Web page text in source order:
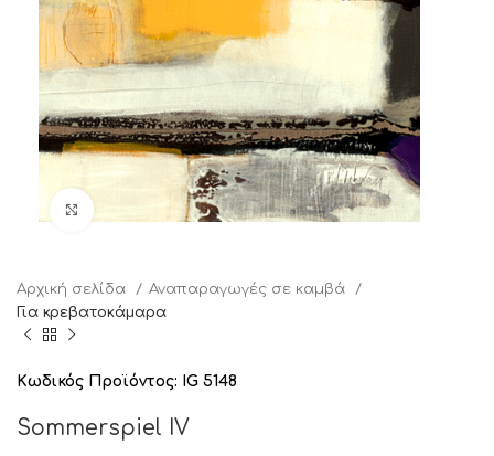
Click to enlarge
Αρχική σελίδα
Αναπαραγωγές σε καμβά
Για κρεβατοκάμαρα
Κωδικός Προϊόντος: IG 5148
Sommerspiel IV